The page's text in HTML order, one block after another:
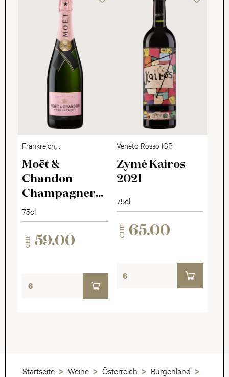
Frankreich,
Champagne
Moët &
Chandon
Champagner
Rosé Impérial
75cl
CHF 59.00
Veneto Rosso IGP
Zymé Kairos
2021
75cl
CHF 65.00
Startseite Weine Österreich
Burgenland